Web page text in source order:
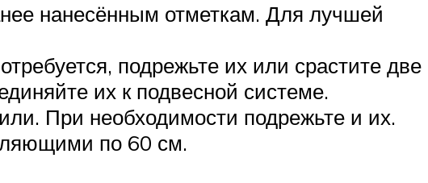
нанесённым отметкам. Для лучшей
подрежьте их или срастите две
их к подвесной системе.
При необходимости подрежьте и их.
по 60 см.